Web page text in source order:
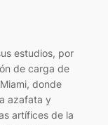
estudios, por
de carga de
donde
azafata y
artífices de la